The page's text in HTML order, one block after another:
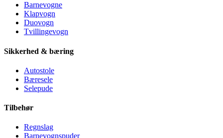
Barnevogne
Klapvogn
Duovogn
Tvillingevogn
Sikkerhed & bæring
Autostole
Bæresele
Selepude
Tilbehør
Regnslag
Barnevognspuder